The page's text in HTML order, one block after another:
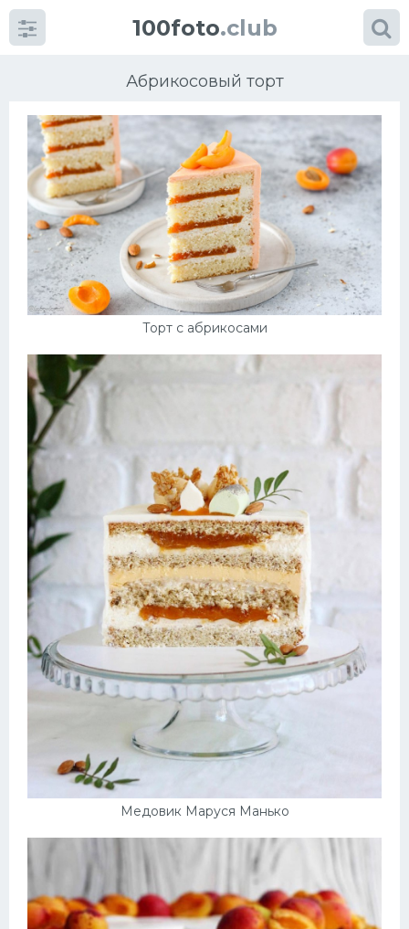
100foto.club
Абрикосовый торт
Торт с абрикосами
Медовик Маруся Манько
Категориикартинок
Супы
Мясные блюда
Салат
Выпечка
Десерт
Напитки
Дизайн комнаты